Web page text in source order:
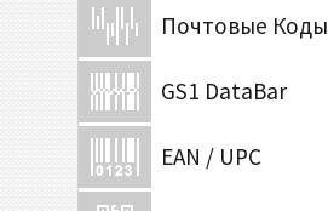
Почтовые Коды
GS1 DataBar
EAN / UPC